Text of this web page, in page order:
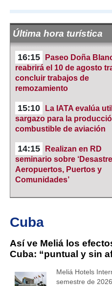
Última hora turística
16:15
Paseo Doña
reabrirá el 10 de agosto
concluir trabajos de
remozamiento
15:10
La IATA evalúa
sargazo para la
combustible de aviación
14:15
Realizan en RD
seminario sobre
Aeropuertos, Puertos y
Comunidades’
Cuba
Así ve Meliá los
Cuba: “puntual y sin
Meliá Hotels
semestre de